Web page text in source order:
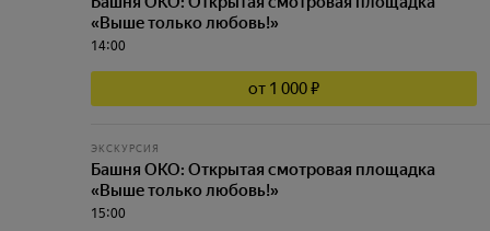
«Выше только любовь!»
14:00
от 1 000 ₽
ЭКСКУРСИЯ
Башня ОКО: Открытая смотровая площадка
«Выше только любовь!»
15:00